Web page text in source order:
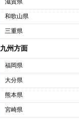
滋賀県
和歌山県
三重県
九州方面
福岡県
大分県
熊本県
宮崎県